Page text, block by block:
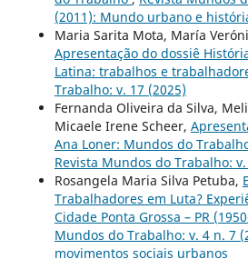
(2011): Mundo urbano e
Maria Sarita Mota, María
Apresentação do dossiê
Latina: trabalhos e
Trabalho: v. 17 (2025)
Fernanda Oliveira da Silva,
Micaele Irene Scheer,
Ana Loner: Mundos do
Revista Mundos do Trabalho:
Rosangela Maria Silva Petuba,
Trabalhadores em Luta?
Cidade Ponta Grossa – PR
Mundos do Trabalho: v. 4 n. 7
movimentos sociais urbanos